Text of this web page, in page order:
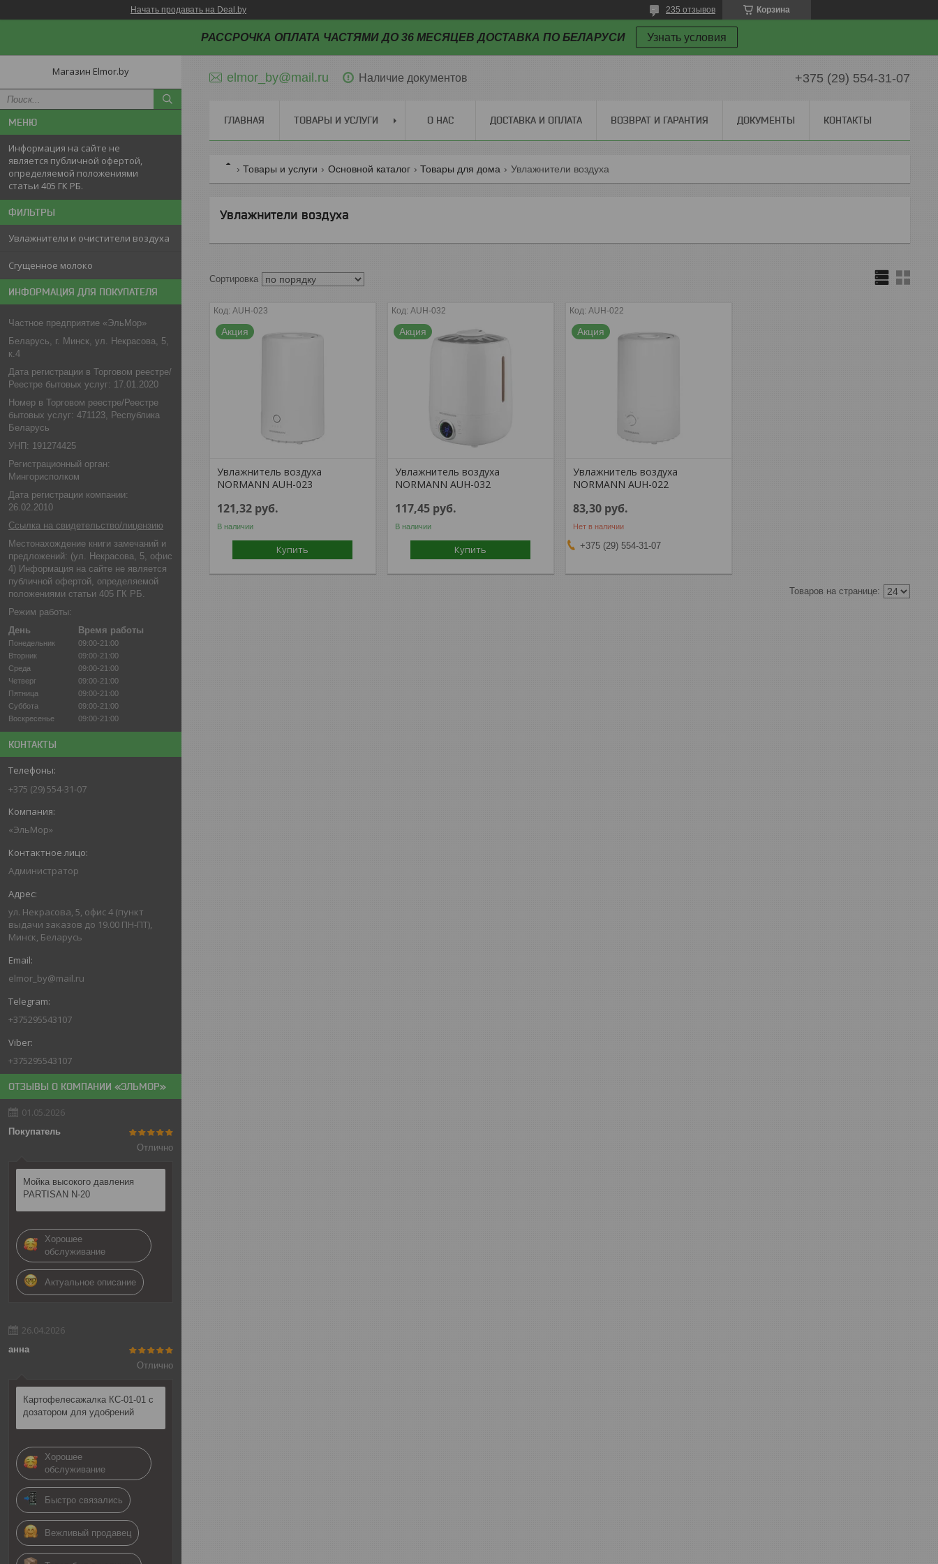
Начать продавать на Deal.by Корзина
235 отзывов
РАССРОЧКА ОПЛАТА ЧАСТЯМИ ДО 36 МЕСЯЦЕВ ДОСТАВКА ПО БЕЛАРУСИ Узнать условия
Магазин Elmor.by
Информация на сайте не
является публичной офертой,
определяемой положениями
статьи 405 ГК РБ.
ФИЛЬТРЫ
Увлажнители и очистители воздуха
Сгущенное молоко
ИНФОРМАЦИЯ ДЛЯ ПОКУПАТЕЛЯ
Частное предприятие «ЭльМор»
Беларусь, г. Минск, ул. Некрасова, 5,
к.4
Дата регистрации в Торговом реестре/
Реестре бытовых услуг: 17.01.2020
Номер в Торговом реестре/Реестре
бытовых услуг: 471123, Республика
Беларусь
УНП: 191274425
Регистрационный орган:
Мингорисполком
Дата регистрации компании:
26.02.2010
Ссылка на свидетельство/лицензию
Местонахождение книги замечаний и
предложений: (ул. Некрасова, 5, офис
4) Информация на сайте не является
публичной офертой, определяемой
положениями статьи 405 ГК РБ.
Режим работы:
День
Время работы
Понедельник
09:00-21:00
Вторник
09:00-21:00
Среда
09:00-21:00
Четверг
09:00-21:00
Пятница
09:00-21:00
Суббота
09:00-21:00
Воскресенье
09:00-21:00
КОНТАКТЫ
+375 (29) 554-31-07
«ЭльМор»
Администратор
ул. Некрасова, 5, офис 4 (пункт
выдачи заказов до 19.00 ПН-ПТ),
Минск, Беларусь
elmor_by@mail.ru
+375295543107
+375295543107
ОТЗЫВЫ О КОМПАНИИ «ЭЛЬМОР»
01.05.2026
Покупатель
Отлично
Мойка высокого давления
PARTISAN N-20
Хорошее
обслуживание
Актуальное описание
26.04.2026
анна
Отлично
Картофелесажалка КС-01-01 с
дозатором для удобрений
Хорошее
обслуживание
Быстро связались
Вежливый продавец
elmor_by@mail.ru Наличие документов +375 (29) 554-31-07
ГЛАВНАЯ ТОВАРЫ И УСЛУГИ О НАС ДОСТАВКА И ОПЛАТА ВОЗВРАТ И ГАРАНТИЯ ДОКУМЕНТЫ КОНТАКТЫ
Товары и услуги Основной каталог Товары для дома Увлажнители воздуха
Увлажнители воздуха
AUH-023
Акция
Увлажнитель воздуха
NORMANN AUH-023
121,32 руб.
В наличии
Купить
AUH-032
Акция
Увлажнитель воздуха
NORMANN AUH-032
117,45 руб.
В наличии
Купить
AUH-022
Акция
Увлажнитель воздуха
NORMANN AUH-022
83,30 руб.
Нет в наличии
+375 (29) 554-31-07